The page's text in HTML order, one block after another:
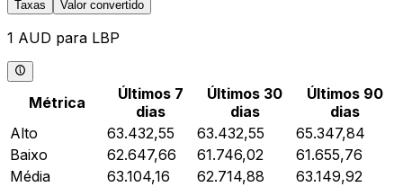
Taxas Valor convertido
1 AUD para LBP
Métrica
Últimos 7
dias
Últimos 30
dias
Últimos 90
dias
Alto
63.432,55 63.432,55
65.347,84
Baixo
62.647,66 61.746,02
61.655,76
Média
63.104,16 62.714,88
63.149,92